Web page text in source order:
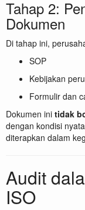
Tahap 2:
Dokumen
Di tahap ini,
SOP
Kebijakan
Formulir dan
Dokumen ini tidak
dengan kondisi
diterapkan dalam
Audit
ISO